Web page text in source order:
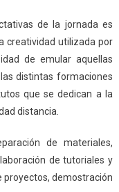
de la jornada es
creatividad utilizada por
de emular aquellas
distintas formaciones
que se dedican a la
distancia.
de materiales,
de tutoriales y
demostración